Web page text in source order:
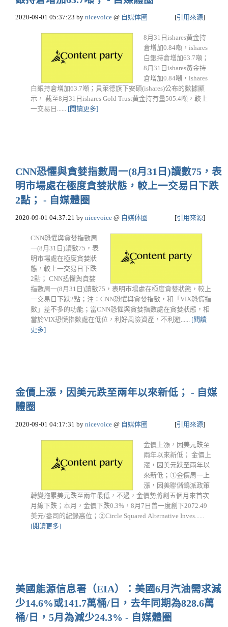
2020-09-01 05:37:23 by nicevoice @ 自媒体圈 [引用來源]
8月31日ishares黃金持
倉增加0.84噸，ishares
白銀持倉增加63.7噸；
8月31日ishares黃金持
倉增加0.84噸，ishares
白銀持倉增加63.7噸；貝萊德旗下安碩(ishares)公布的數據顯
示， 截至8月31日ishares Gold Trust黃金持有量505.4噸，較上
一交易日...... [閱讀更多]
CNN恐懼與貪婪指數周一(8月31日)讀數75，表
明市場處在極度貪婪狀態，較上一交易日下跌
2點； - 自媒體圈
2020-09-01 04:37:21 by nicevoice @ 自媒体圈 [引用來源]
CNN恐懼與貪婪指數周
一(8月31日)讀數75，表
明市場處在極度貪婪狀
態，較上一交易日下跌
2點； CNN恐懼與貪婪
指數周一(8月31日)讀數75，表明市場處在極度貪婪狀態，較上
一交易日下跌2點；注：CNN恐懼與貪婪指數，和「VIX恐慌指
數」差不多的功能；當CNN恐懼與貪婪指數處在貪婪狀態，相
當於VIX恐慌指數處在低位，利好風險資產，不利避...... [閱讀
更多]
金價上漲，因美元跌至兩年以來新低； - 自媒
體圈
2020-09-01 04:17:31 by nicevoice @ 自媒体圈 [引用來源]
金價上漲，因美元跌至
兩年以來新低； 金價上
漲，因美元跌至兩年以
來新低；①金價周一上
漲，因美聯儲鴿派政策
轉變拖累美元跌至兩年最低，不過，金價勢將創五個月來首次
月線下跌；本月，金價下跌0.3%，8月7日曾一度創下2072.49
美元/盎司的紀錄高位；②Circle Squared Alternative Inves......
[閱讀更多]
美國能源信息署（EIA）：美國6月汽油需求減
少14.6%或141.7萬桶/日，去年同期為828.6萬
桶/日，5月為減少24.3% - 自媒體圈